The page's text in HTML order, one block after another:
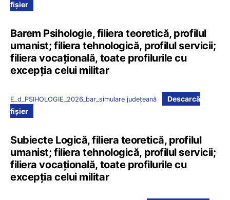
fișier
Barem Psihologie, filiera teoretică, profilul
umanist; filiera tehnologică, profilul servicii;
filiera vocațională, toate profilurile cu
excepția celui militar
E_d_PSIHOLOGIE_2026_bar_simulare județeană
Descarcă
fișier
Subiecte Logică, filiera teoretică, profilul
umanist; filiera tehnologică, profilul servicii;
filiera vocațională, toate profilurile cu
excepția celui militar